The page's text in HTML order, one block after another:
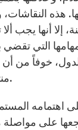
هذه
إلا أنها يجب
التي تقضي
خوفاً من
منتدى نقاشات آخر.
اهتمامه
على مواصلة